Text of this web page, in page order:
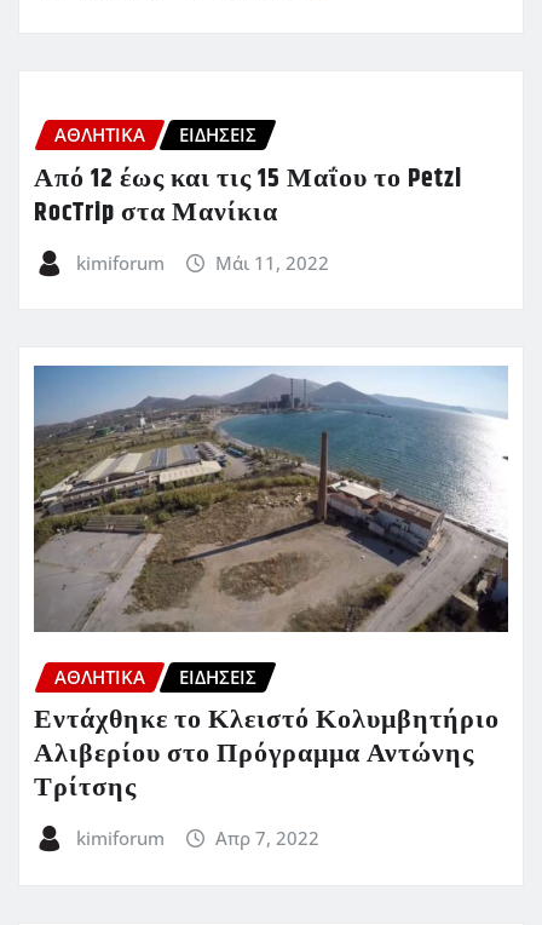
ΑΘΛΗΤΙΚΑ ΕΙΔΗΣΕΙΣ
Από 12 έως και τις 15 Μαΐου το Petzl
RocTrip στα Μανίκια
kimiforum Μάι 11, 2022
ΑΘΛΗΤΙΚΑ ΕΙΔΗΣΕΙΣ
Εντάχθηκε το Κλειστό Κολυμβητήριο
Αλιβερίου στο Πρόγραμμα Αντώνης
Τρίτσης
kimiforum Απρ 7, 2022